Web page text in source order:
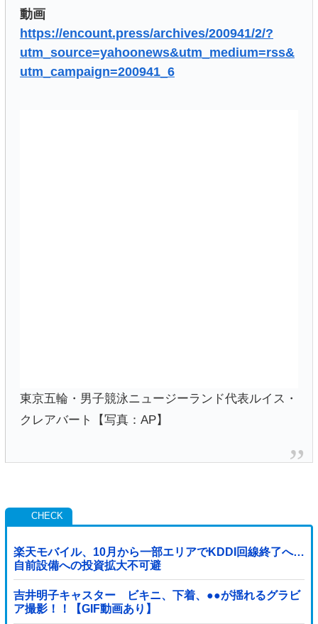
動画
https://encount.press/archives/200941/2/?
utm_source=yahoonews&utm_medium=rss&
utm_campaign=200941_6
東京五輪・男子競泳ニュージーランド代表ルイス・
クレアバート【写真：AP】
楽天モバイル、10月から一部エリアでKDDI回線終了へ…
自前設備への投資拡大不可避
吉井明子キャスター ビキニ、下着、●●が揺れるグラビ
ア撮影！！【GIF動画あり】